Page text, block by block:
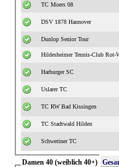
TC Moers 08
DSV 1878 Hannover
Dunlop Senior Tour
Hildesheimer Tennis-Club Rot-
Harburger SC
Uslarer TC
TC RW Bad Kissingen
TC Stadtwald Hilden
Schweriner TC
Damen 40 (weiblich 40+)